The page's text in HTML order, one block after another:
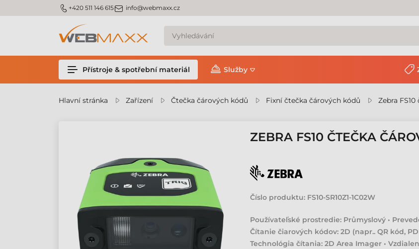
m_phone +420 511 146 615m_email info@webmaxx.cz
Přístroje & spotřební materiál Služby
Hlavní stránka Zařízení Čtečka čárových kódů Fixní čtečka čárových kódů Zebra
ZEBRA FS10 ČTEČKA
Číslo produktu: FS10-SR10Z1-1C02W
Používateľské prostredie: Průmyslový •
Čítanie čiarových kódov: 2D (napr.. QR kód,
Technológia čítania: 2D Area Imager •